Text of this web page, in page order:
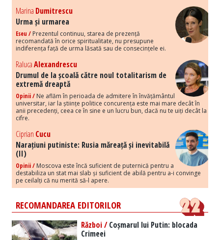
Marina Dumitrescu
Urma și urmarea
Eseu / Prezentul continuu, starea de prezență
recomandată în orice spiritualitate, nu presupune
indiferența față de urma lăsată sau de consecințele ei.
RalucaAlexandrescu
Drumul de la școală către noul totalitarism de
extremă dreaptă
Opinii / Ne aflăm în perioada de admitere în învățământul
universitar, iar la științe politice concurența este mai mare decât în
anii precedenți, ceea ce în sine e un lucru bun, dacă nu te uiți decât la
cifre.
Ciprian Cucu
Narațiuni putiniste: Rusia măreață și inevitabilă
(II)
Opinii / Moscova este încă suficient de puternică pentru a
destabiliza un stat mai slab și suficient de abilă pentru a-i convinge
pe ceilalți că nu merită să-l apere.
RECOMANDAREA EDITORILOR
Război /Coșmarul lui Putin: blocada
Crimeei